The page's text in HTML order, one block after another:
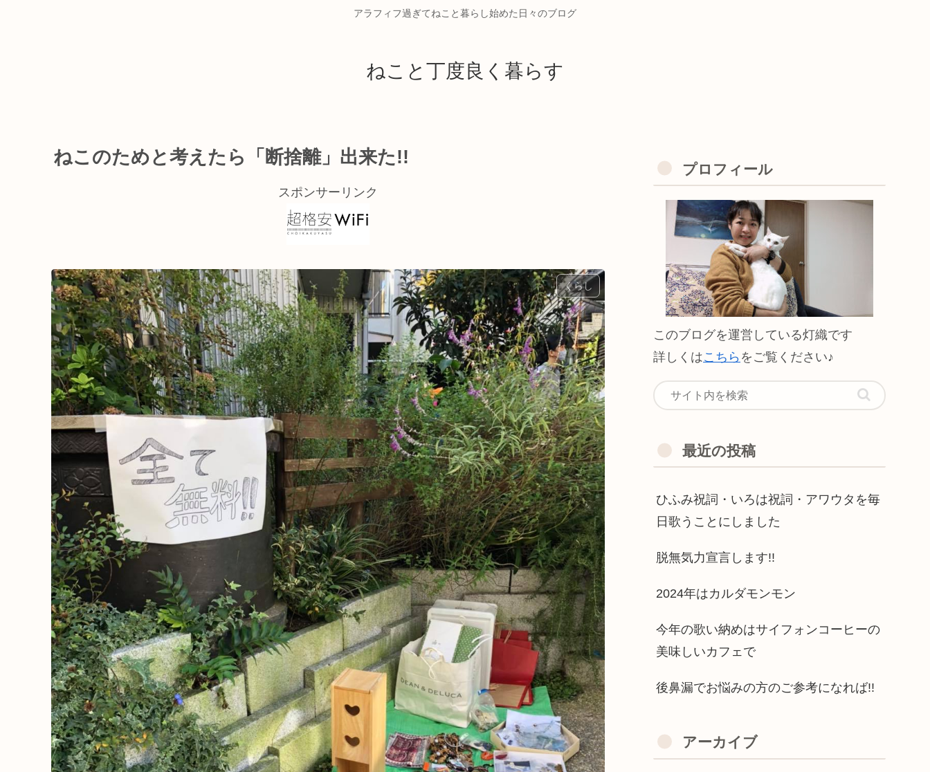
アラフィフ過ぎてねこと暮らし始めた日々のブログ
ねこと丁度良く暮らす
ねこのためと考えたら「断捨離」出来た!!
スポンサーリンク
くらし
プロフィール
このブログを運営している灯織です
詳しくはこちら をご覧ください♪
最近の投稿
ひふみ祝詞・いろは祝詞・アワウタを毎
日歌うことにしました
脱無気力宣言します!!
2024年はカルダモンモン
今年の歌い納めはサイフォンコーヒーの
美味しいカフェで
後鼻漏でお悩みの方のご参考になれば!!
アーカイブ